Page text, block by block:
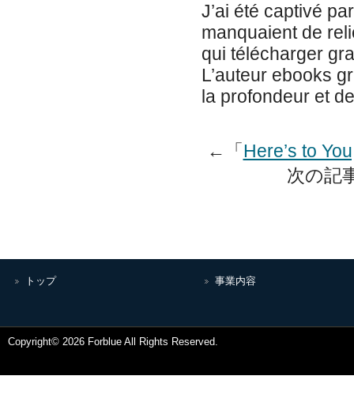
J’ai été captivé
manquaient de
qui télécharger
L’auteur ebooks
la profondeur et
←「Here’s to
次の記
トップ 事業内容
Copyright© 2026 Forblue All Rights Reserved.